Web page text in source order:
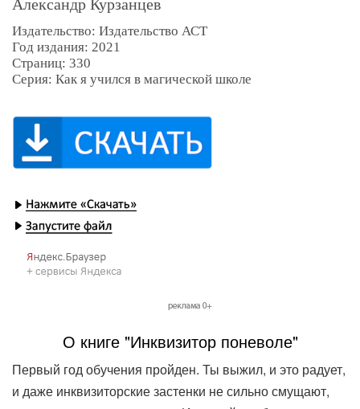
Александр Курзанцев
Издательство: Издательство АСТ
Год издания: 2021
Страниц: 330
Серия: Как я учился в магической школе
О книге "Инквизитор поневоле"
Первый год обучения пройден. Ты выжил, и это радует,
и даже инквизиторские застенки не сильно смущают,